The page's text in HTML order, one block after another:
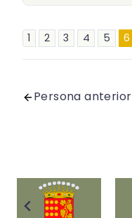
1 2 3 4 5 6
Persona anterior